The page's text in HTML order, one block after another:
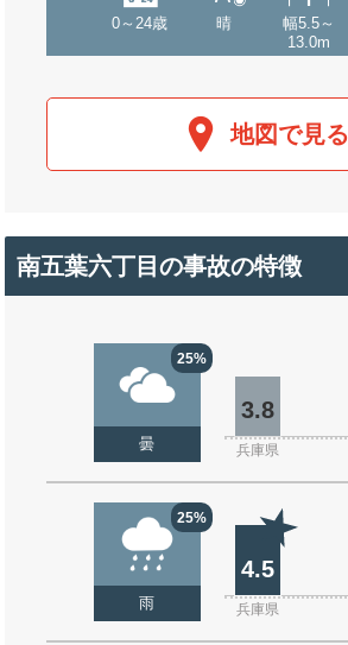
0～24歳 晴
幅5.5～
13.0m
地図で見る
南五葉六丁目の事故の特徴
25%
曇
3.8
兵庫県
25%
雨
4.5
兵庫県